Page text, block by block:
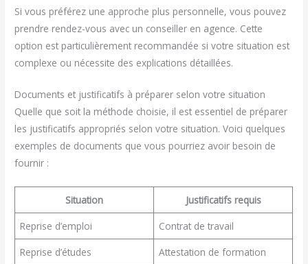
Si vous préférez une approche plus personnelle, vous pouvez
prendre rendez-vous avec un conseiller en agence. Cette
option est particulièrement recommandée si votre situation est
complexe ou nécessite des explications détaillées.
Documents et justificatifs à préparer selon votre situation
Quelle que soit la méthode choisie, il est essentiel de préparer
les justificatifs appropriés selon votre situation. Voici quelques
exemples de documents que vous pourriez avoir besoin de
fournir :
Situation
Justificatifs requis
Reprise d’emploi
Contrat de travail
Reprise d’études
Attestation de formation